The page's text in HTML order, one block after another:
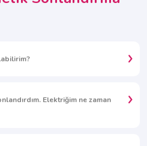
Elektriğim ne zaman